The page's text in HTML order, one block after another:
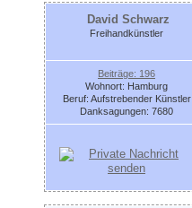
David Schwarz
Freihandkünstler
Beiträge: 196
Wohnort: Hamburg
Beruf: Aufstrebender Künstler
Danksagungen: 7680